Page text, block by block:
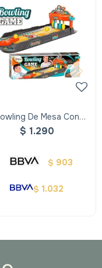
De Mesa Con
Sonido Y Luces
$ 1.290
$ 903
$ 1.032